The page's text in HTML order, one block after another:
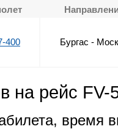
400 Бургас -
на рейс FV-
время